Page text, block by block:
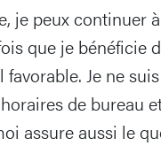
je peux continuer
que je bénéficie
Je ne
de bureau
assure aussi le